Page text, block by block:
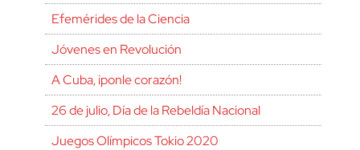
Efemérides de la Ciencia
Jóvenes en Revolución
A Cuba, ¡ponle corazón!
26 de julio, Día de la Rebeldía Nacional
Juegos Olímpicos Tokio 2020